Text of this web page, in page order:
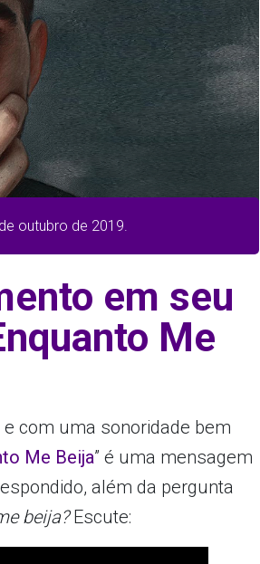
outubro de 2019.
em seu
Me
com uma sonoridade bem
Me Beija” é uma mensagem
além da pergunta
beija?Escute: